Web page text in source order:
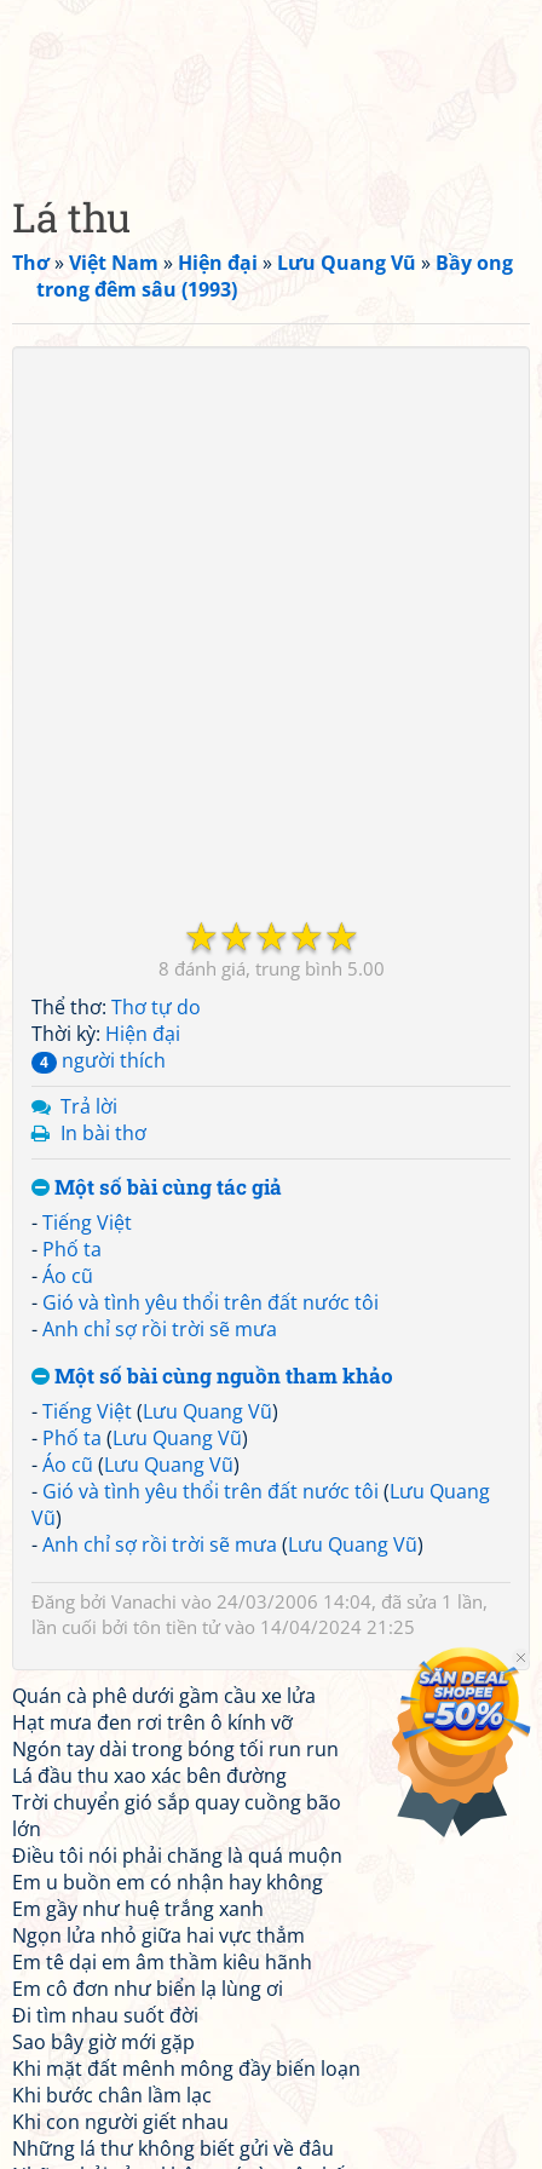
Lá thu
Thơ»Việt Nam » Hiện đại » Lưu Quang Vũ » Bầy ong
trong đêm sâu (1993)
☆
☆
☆
☆
☆
8 5.00
Thể thơ: Thơ tự do
Thời kỳ: Hiện đại
4
người thích
Trả lời
In bài thơ
Một số bài cùng tác giả
-Tiếng Việt
- Phố ta
-Áo cũ
- Gió và tình yêu thổi trên đất nước tôi
-Anh chỉ sợ rồi trời sẽ mưa
Một số bài cùng nguồn tham khảo
-Tiếng Việt(Lưu Quang Vũ)
- Phố ta (Lưu Quang Vũ)
-Áo cũ (Lưu Quang Vũ)
- Gió và tình yêu thổi trên đất nước tôi (Lưu Quang
Vũ)
-Anh chỉ sợ rồi trời sẽ mưa (Lưu Quang Vũ)
Đăng bởi Vanachi vào 24/03/2006 14:04, đã sửa 1 lần,
lần cuối bởi tôn tiền tửvào 14/04/2024 21:25
Quán cà phê dưới gầm cầu xe lửa
Hạt mưa đen rơi trên ô kính vỡ
Ngón tay dài trong bóng tối run run
Lá đầu thu xao xác bên đường
Trời chuyển gió sắp quay cuồng bão
lớn
Điều tôi nói phải chăng là quá muộn
Em u buồn em có nhận hay không
Em gầy như huệ trắng xanh
Ngọn lửa nhỏ giữa hai vực thẳm
Em tê dại em âm thầm kiêu hãnh
Em cô đơn như biển lạ lùng ơi
Đi tìm nhau suốt đời
Sao bây giờ mới gặp
Khi mặt đất mênh mông đầy biến loạn
Khi bước chân lầm lạc
Khi con người giết nhau
Những lá thư không biết gửi về đâu